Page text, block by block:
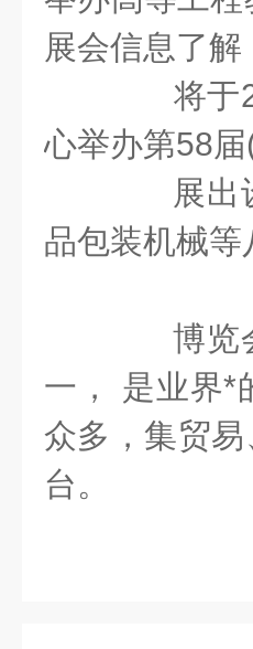
展会信息了
将于
心举办第58
展出设
品包装机械
博览会
一， 是业界*
众多，集贸
台。